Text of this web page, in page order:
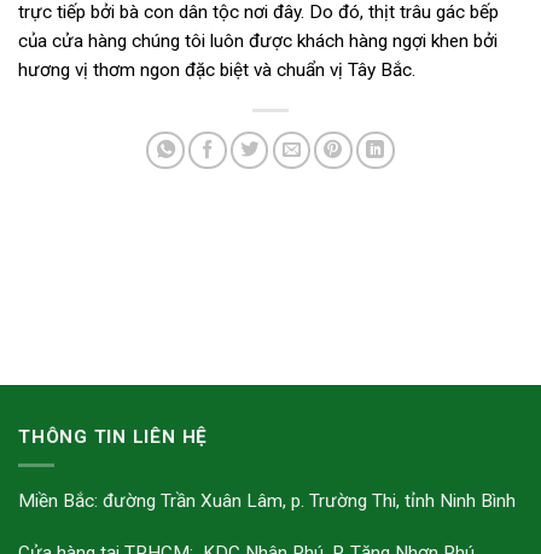
trực tiếp bởi bà con dân tộc nơi đây. Do đó, thịt trâu gác bếp
của cửa hàng chúng tôi luôn được khách hàng ngợi khen bởi
hương vị thơm ngon đặc biệt và chuẩn vị Tây Bắc.
THÔNG TIN LIÊN HỆ
Miền Bắc: đường Trần Xuân Lâm, p. Trường Thi, tỉnh Ninh Bình